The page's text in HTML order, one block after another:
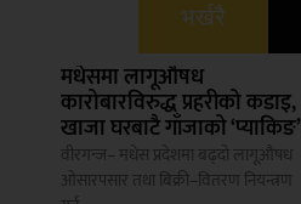
भर्खरै
मधेसमा लागूऔषध
कारोबारविरुद्ध प्रहरीको कडाइ,
खाजा घरबाटै गाँजाको ‘प्याकिङ’
वीरगन्ज– मधेस प्रदेशमा बढ्दो लागूऔषध
ओसारपसार तथा बिक्री–वितरण नियन्त्रण